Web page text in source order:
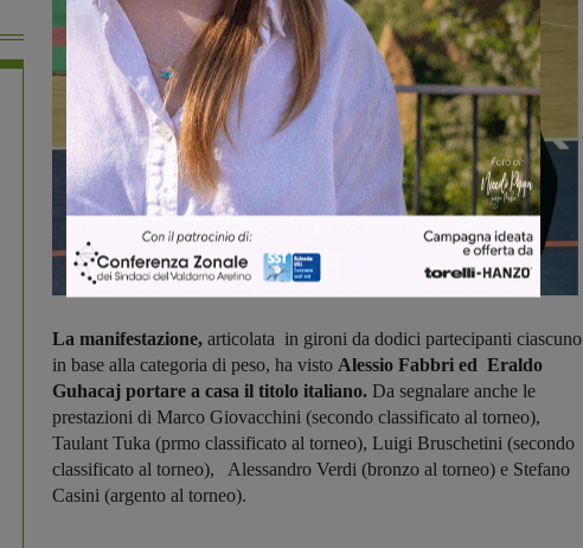
La manifestazione, articolata in gironi da dodici partecipanti ciascuno
in base alla categoria di peso, ha visto Alessio Fabbri ed Eraldo
Guhacaj portare a casa il titolo italiano. Da segnalare anche le
prestazioni di Marco Giovacchini (secondo classificato al torneo),
Taulant Tuka (prmo classificato al torneo), Luigi Bruschetini (secondo
classificato al torneo), Alessandro Verdi (bronzo al torneo) e Stefano
Casini (argento al torneo).